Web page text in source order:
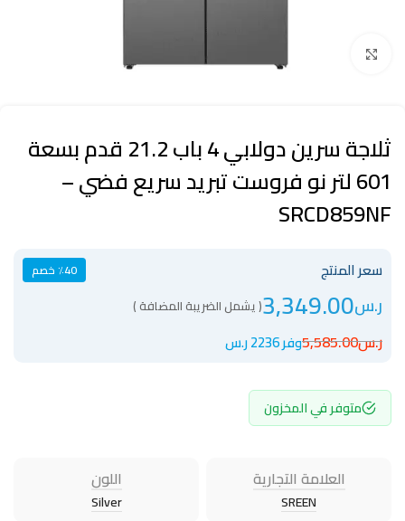
ثلاجة سرين دولابي 4 باب 21.2 قدم بسعة
601 لتر نو فروست تبريد سريع فضي –
SRCD859NF
سعر المنتج ٪40 خصم
ر.س3,349.00( يشمل الضريبة المضافة )
ر.س5,585.00وفر 2236 ر.س
متوفر في المخزون
العلامة التجارية
SREEN
اللون
Silver